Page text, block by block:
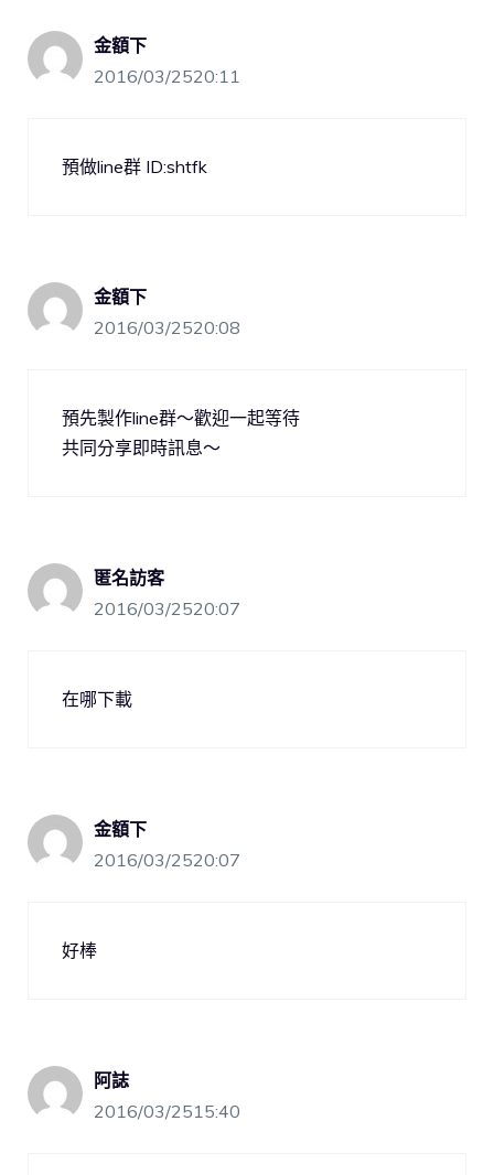
金額下
2016/03/2520:11
預做line群 ID:shtfk
金額下
2016/03/2520:08
預先製作line群～歡迎一起等待
共同分享即時訊息～
匿名訪客
2016/03/2520:07
在哪下載
金額下
2016/03/2520:07
好棒
阿誌
2016/03/2515:40